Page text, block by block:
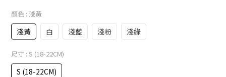
顏色 : 淺黃
淺黃 白 淺藍 淺粉 淺綠
尺寸 : S (18-22CM)
S (18-22CM)